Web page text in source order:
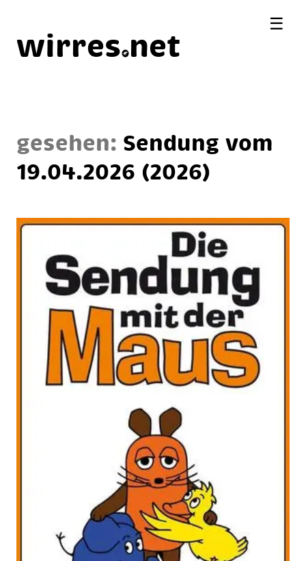
wirres net
gesehen: Sendung vom
19.04.2026 (2026)
☰